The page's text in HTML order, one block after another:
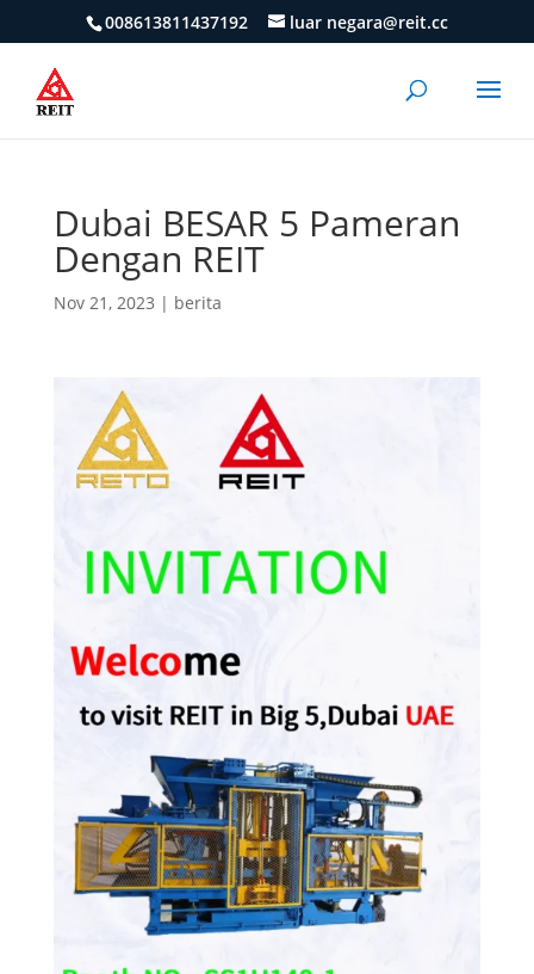
008613811437192 luar negara@reit.cc
Dubai BESAR 5 Pameran
Dengan REIT
Nov 21, 2023 | berita